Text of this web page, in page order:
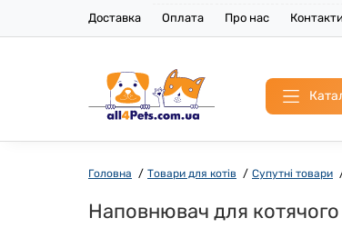
Доставка Оплата Про нас Контакти
Головна Товари для котів Супутні товари
Наповнювач для